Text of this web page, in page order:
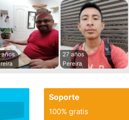
años
27 años
Pereira
Soporte
100% gratis